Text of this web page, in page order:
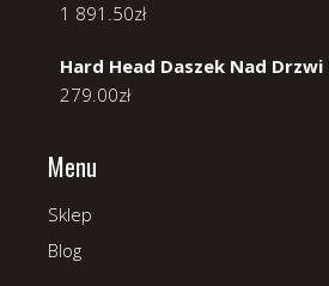
1 891.50zł
Hard Head Daszek Nad Drzwi
279.00zł
Menu
Sklep
Blog